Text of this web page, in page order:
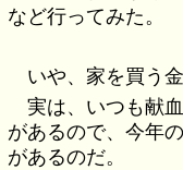
など行ってみた。
いや、家を買う
実は、いつも献
があるので、今年
があるのだ。